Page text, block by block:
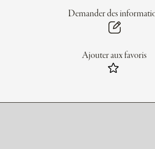
Demander des
Ajouter aux favoris